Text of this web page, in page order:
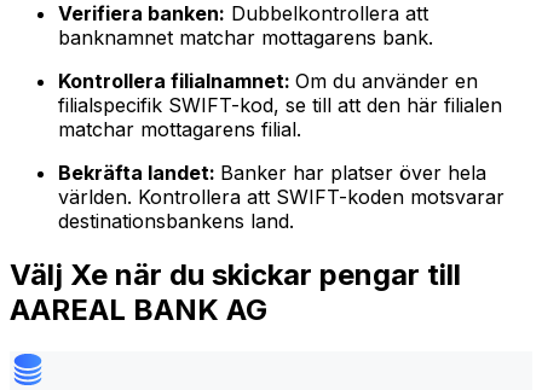
Verifiera banken: Dubbelkontrollera att
banknamnet matchar mottagarens bank.
Kontrollera filialnamnet: Om du använder en
filialspecifik SWIFT-kod, se till att den här filialen
matchar mottagarens filial.
Bekräfta landet: Banker har platser över hela
världen. Kontrollera att SWIFT-koden motsvarar
destinationsbankens land.
Välj Xe när du skickar pengar till
AAREAL BANK AG